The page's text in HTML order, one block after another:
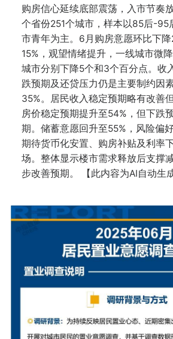
购房信心延续底部震荡，入市节奏
个省份251个城市，样本以85后-95
市青年为主。6月购房意愿环比下
15%，观望情绪提升，一线城市微
城市分别下降5个和3个百分点。收
跌预期及还贷压力仍是主要制约因
35%。居民收入稳定预期略有改善
房价稳定预期提升至54%，但下跌
期。储蓄意愿回升至55%，风险偏
期待货币化安置、购房补贴及利率
场。整体显示楼市需求释放后支撑
步改善预期。 【此内容为AI自动生成